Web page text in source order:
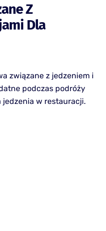
Z
Dla
związane z jedzeniem i
podczas podróży
w restauracji.